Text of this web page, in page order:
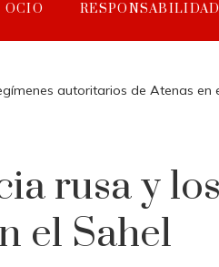
OCIO
autoritarios de Atenas en
rusa y
el Sahel